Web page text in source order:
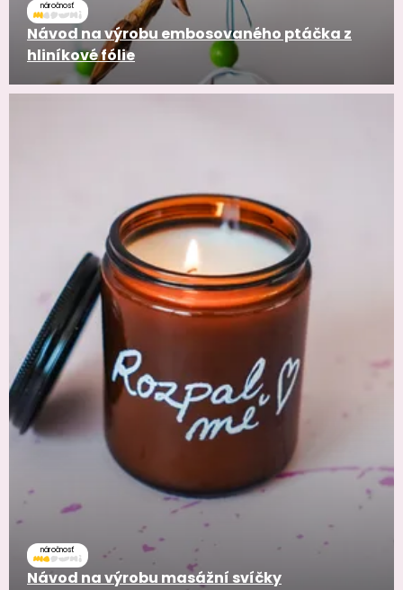
náročnosť
Návod na výrobu embosovaného ptáčka z
hliníkové fólie
náročnosť
Návod na výrobu masážní svíčky